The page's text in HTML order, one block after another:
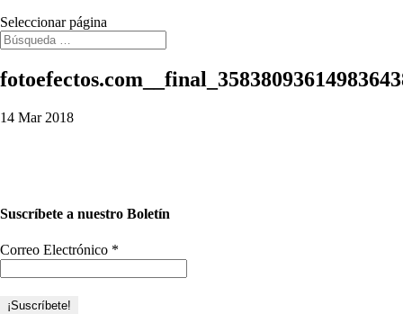
Seleccionar página
14 Mar 2018
Suscríbete a nuestro Boletín
Correo Electrónico *